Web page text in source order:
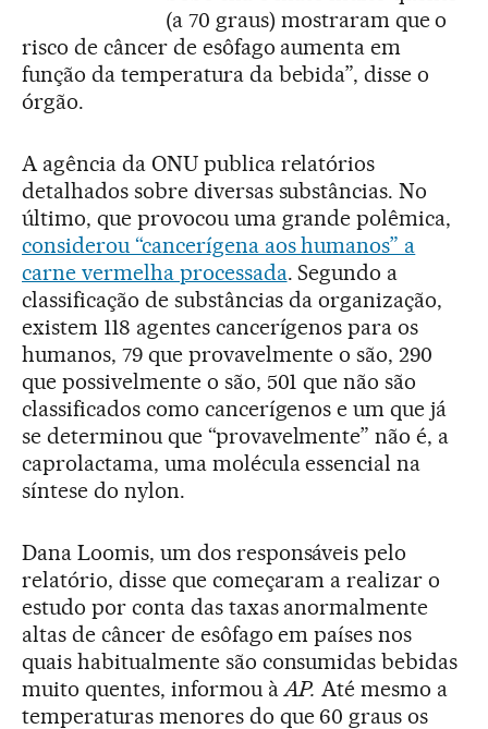
(a 70 graus) mostraram que o
risco de câncer de esôfago aumenta em
função da temperatura da bebida”, disse o
órgão.
A agência da ONU publica relatórios
detalhados sobre diversas substâncias. No
último, que provocou uma grande polêmica,
considerou “cancerígena aos humanos” a
carne vermelha processada. Segundo a
classificação de substâncias da organização,
existem 118 agentes cancerígenos para os
humanos, 79 que provavelmente o são, 290
que possivelmente o são, 501 que não são
classificados como cancerígenos e um que já
se determinou que “provavelmente” não é, a
caprolactama, uma molécula essencial na
síntese do nylon.
Dana Loomis, um dos responsáveis pelo
relatório, disse que começaram a realizar o
estudo por conta das taxas anormalmente
altas de câncer de esôfago em países nos
quais habitualmente são consumidas bebidas
muito quentes, informou àAP. Até mesmo a
temperaturas menores do que 60 graus os